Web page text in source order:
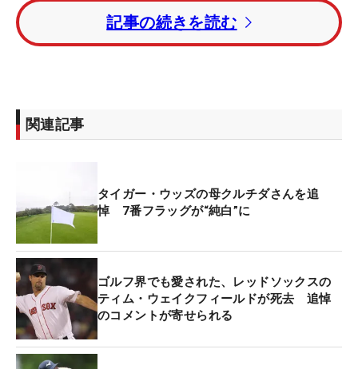
また男子ツアーを統括する日本ゴルフツアー機構
（JGTO）は公式ホームページのトップ記事で、長
の第3回大会からは長嶋さんが大会名誉会長に就任
していた。
人の、「練習ラウンド中に訃報を知り、ただただ驚
いています。私は、2016年のセガサミーカップで優
勝させていただいたのですが、最終日のプレー中
に、長嶋さんがカートで駆け付けてくださった瞬間
にバーディ。とてつもないパワーをいただきまし
た。表彰式でも『これからも頑張って』とお声をか
けていただいた思い出は、今も宝ものです」などの
コメントを掲載した。
記事の続きを読む
関連記事
タイガー・ウッズの母クルチダさんを追
悼 7番フラッグが“純白”に
ゴルフ界でも愛された、レッドソックスの
ティム・ウェイクフィールドが死去 追悼
のコメントが寄せられる